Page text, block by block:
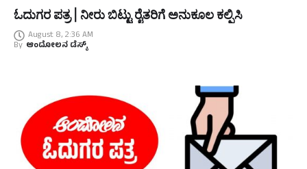
ಓದುಗರ ಪತ್ರ | ನೀರು ಬಿಟ್ಟು ರೈತರಿಗೆ ಅನುಕೂಲ ಕಲ್ಪಿಸಿ
August 8, 2:36 AM
By ಆಂದೋಲನ ಡೆಸ್ಕ್